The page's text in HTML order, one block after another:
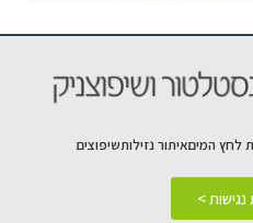
לחץ המיםאיתור נזילותשיפוצים
>